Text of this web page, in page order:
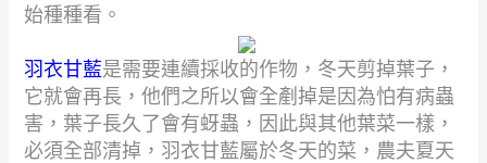
始種種看。
羽衣甘藍是需要連續採收的作物，冬天剪掉葉子，
它就會再長，他們之所以會全剷掉是因為怕有病蟲
害，葉子長久了會有蚜蟲，因此與其他葉菜一樣，
必須全部清掉，羽衣甘藍屬於冬天的菜，農夫夏天